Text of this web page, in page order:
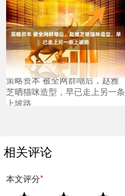
策略资本 被全网群嘲后，赵雅
芝晒猫咪造型，早已走上另一条
上坡路
相关评论
本文评分*